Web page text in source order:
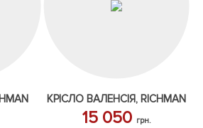
КРІСЛО ВАЛЕНСІЯ, RICHMAN
15 050 грн.